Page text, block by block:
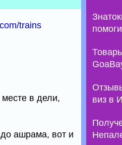
trains
месте в дели,
ашрама, вот и
виз в